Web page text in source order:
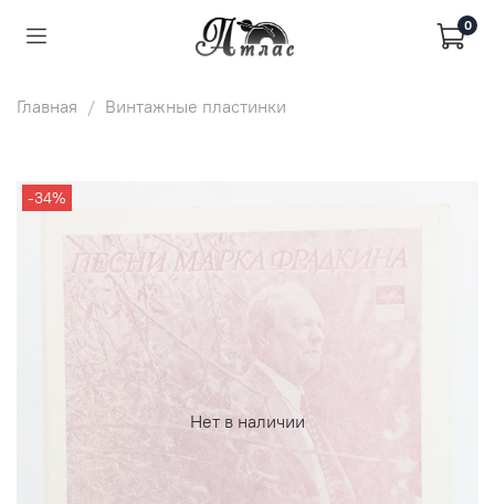
0
Главная Винтажные пластинки
Нет в наличии
-34%